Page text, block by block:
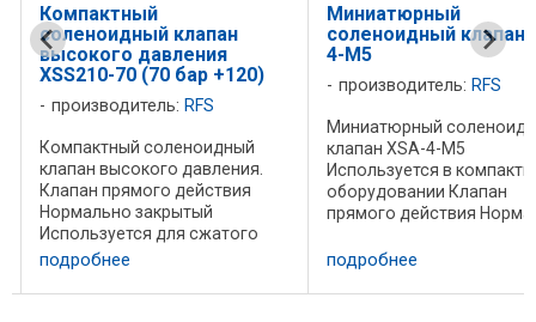
Компактный
соленоидный клапан
высокого давления
XSS210-70 (70 бар +120)
производитель: RFS
Компактный соленоидный
клапан высокого давления.
Клапан прямого действия
Нормально закрытый
Используется для сжатого
воздуха, воды, слабых кислот
из нержавеющей стали.
подробнее
Миниатюрный
соленоидный клапан
4-M5
производитель: RFS
Миниатюрный
клапан XSA-4-M5
Используется в
оборудовании Клапан
прямого действия
двухпозиционный. Класс
Резьба Давление, бар
подробнее